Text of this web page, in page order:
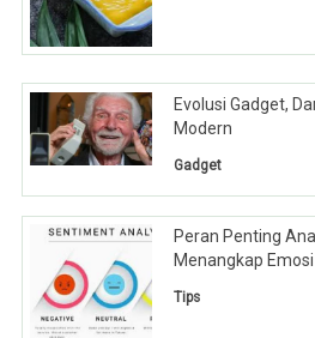
Evolusi Gadget,
Modern
Gadget
Peran Penting
Menangkap
Tips